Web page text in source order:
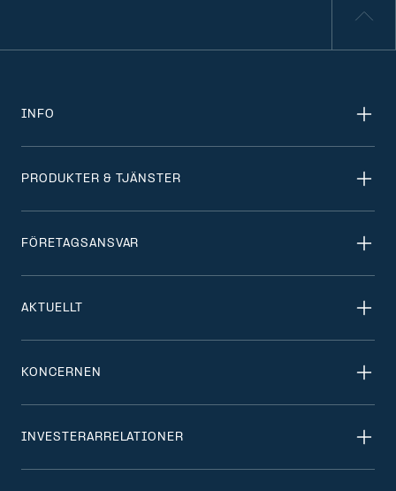
INFO
PRODUKTER & TJÄNSTER
FÖRETAGSANSVAR
AKTUELLT
KONCERNEN
INVESTERARRELATIONER